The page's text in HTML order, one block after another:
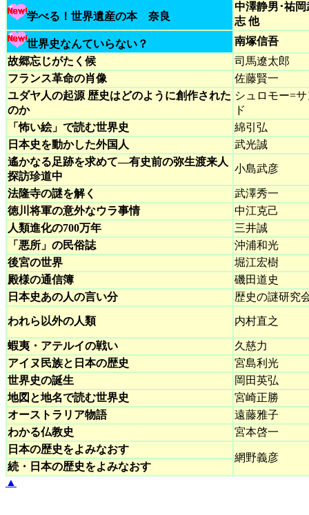
学べる！世界遺産の本 奈良
中澤静男･祐岡
志 他
世界史なんていらない？
南塚信吾
故郷忘じがたく候
司馬遼太郎
フランス革命の肖像
佐藤賢一
ユダヤ人の起源 歴史はどのように創作された
のか
シュロモー=
ド
「怖い絵」で読む世界史
綿引弘
日本史を動かした外国人
武光誠
遙かなる足跡を求めて―有史前の弥生渡来人
探訪珍道中
小島武彦
法隆寺の謎を解く
武澤秀一
徳川将軍の意外なウラ事情
中江克己
人類進化の700万年
三井誠
「悪所」の民俗誌
沖浦和光
後宮の世界
堀江宏樹
殿様の通信簿
磯田道史
日本史あの人の言い分
歴史の謎研究
われら以外の人類 内村直之
蝦夷・アテルイの戦い
久慈力
アイヌ民族と日本の歴史
宮島利光
世界史の誕生
岡田英弘
地図と地名で読む世界史
宮崎正勝
オーストラリア物語
遠藤雅子
わかる仏教史
宮本啓一
日本の歴史をよみなおす
網野義彦
続・日本の歴史をよみなおす
▲